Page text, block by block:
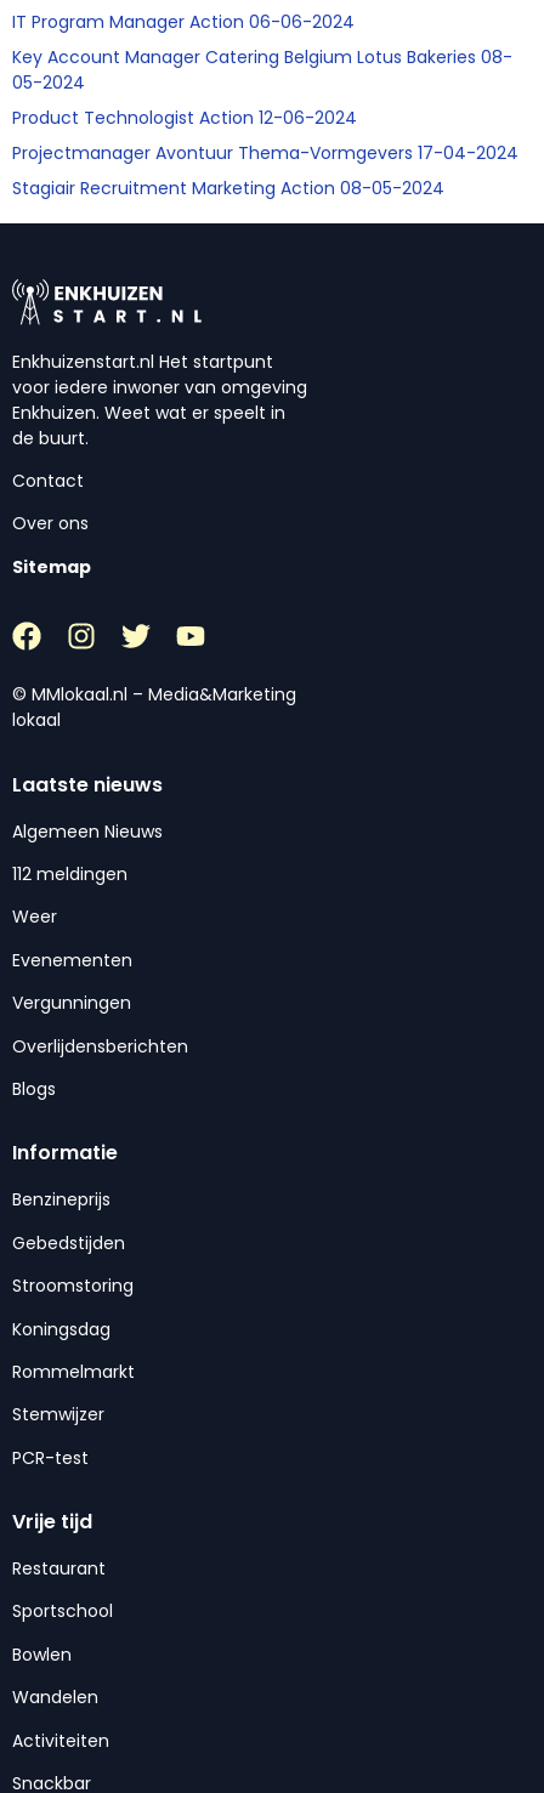
IT Program Manager Action 06-06-2024
Key Account Manager Catering Belgium Lotus Bakeries 08-
05-2024
Product Technologist Action 12-06-2024
Projectmanager Avontuur Thema-Vormgevers 17-04-2024
Stagiair Recruitment Marketing Action 08-05-2024
Enkhuizenstart.nl Het startpunt
voor iedere inwoner van omgeving
Enkhuizen. Weet wat er speelt in
de buurt.
Contact
Over ons
Sitemap
© MMlokaal.nl – Media&Marketing
lokaal
Laatste nieuws
Algemeen Nieuws
112 meldingen
Weer
Evenementen
Vergunningen
Overlijdensberichten
Blogs
Informatie
Benzineprijs
Gebedstijden
Stroomstoring
Koningsdag
Rommelmarkt
Stemwijzer
PCR-test
Vrije tijd
Restaurant
Sportschool
Bowlen
Wandelen
Activiteiten
Snackbar